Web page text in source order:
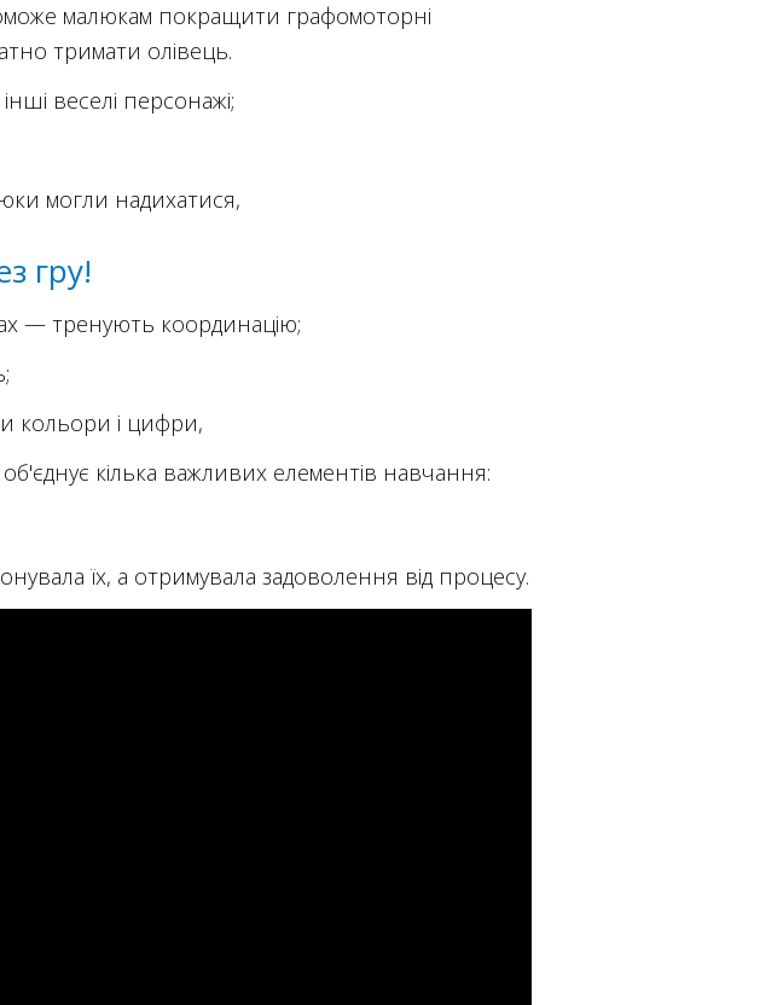
малюкам покращити графомоторні
тримати олівець.
веселі персонажі;
могли надихатися,
гру!
— тренують координацію;
кольори і цифри,
кілька важливих елементів навчання:
їх, а отримувала задоволення від процесу.